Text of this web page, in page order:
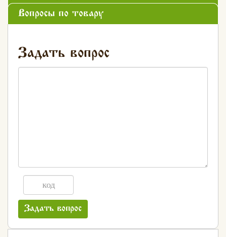
Вопросы по товару
Задать вопрос
Задать вопрос